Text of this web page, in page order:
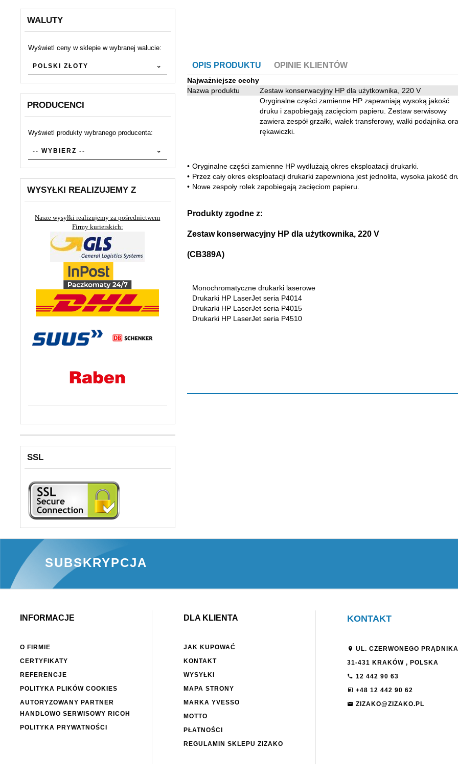
WALUTY
Wyświetl ceny w sklepie w wybranej walucie:
POLSKI ZŁOTY
PRODUCENCI
Wyświetl produkty wybranego producenta:
set_producers
-- WYBIERZ --
WYSYŁKI REALIZUJEMY Z
Nasze wysyłki realizujemy za pośrednictwem
Firmy kurierskich:
SSL
OPIS PRODUKTU OPINIE KLIENTÓW
Najważniejsze cechy
Nazwa produktu
Zestaw konserwacyjny HP dla użytkownika, 220 V
Oryginalne części zamienne HP zapewniają wysoką jakość
druku i zapobiegają zacięciom papieru. Zestaw serwisowy
zawiera zespół grzałki, wałek transferowy, wałki podajnika
rękawiczki.
• Oryginalne części zamienne HP wydłużają okres eksploatacji drukarki.
• Przez cały okres eksploatacji drukarki zapewniona jest jednolita, wysoka jakość
• Nowe zespoły rolek zapobiegają zacięciom papieru.
Produkty zgodne z:
Zestaw konserwacyjny HP dla użytkownika, 220 V
(CB389A)
Monochromatyczne drukarki laserowe
Drukarki HP LaserJet seria P4014
Drukarki HP LaserJet seria P4015
Drukarki HP LaserJet seria P4510
SUBSKRYPCJA
INFORMACJE
O FIRMIE
CERTYFIKATY
REFERENCJE
POLITYKA PLIKÓW COOKIES
AUTORYZOWANY PARTNER
HANDLOWO SERWISOWY RICOH
POLITYKA PRYWATNOŚCI
DLA KLIENTA
JAK KUPOWAĆ
KONTAKT
WYSYŁKI
MAPA STRONY
MARKA YVESSO
MOTTO
PŁATNOŚCI
REGULAMIN SKLEPU ZIZAKO
KONTAKT
UL. CZERWONEGO
31-431 KRAKÓW , POLSKA
12 442 90 63
+48 12 442 90 62
ZIZAKO@ZIZAKO.PL